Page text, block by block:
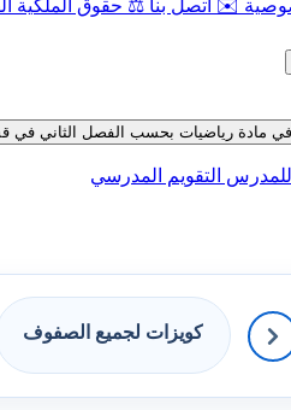
✉️ اتصل بنا ⚖️ حقوق الملكية
رياضيات بحسب الفصل الثاني في قسم
التقويم المدرسي
كويزات لجميع الصفوف